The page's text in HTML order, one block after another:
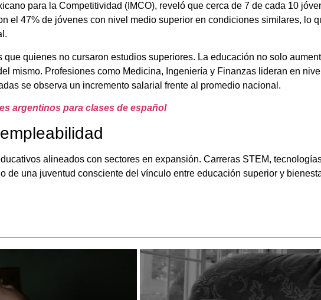
para la Competitividad (IMCO), reveló que cerca de 7 de cada 10
el 47% de jóvenes con nivel medio superior en condiciones similares, lo
quienes no cursaron estudios superiores. La educación no solo
mismo. Profesiones como Medicina, Ingeniería y Finanzas lideran en
se observa un incremento salarial frente al promedio nacional.
argentinos para clases de español
alineados con sectores en expansión. Carreras STEM,
una juventud consciente del vínculo entre educación superior y